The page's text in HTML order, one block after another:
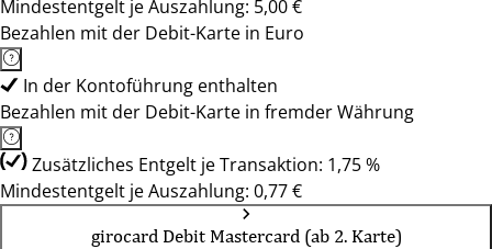
Mindestentgelt je Auszahlung: 5,00 €
Bezahlen mit der Debit-Karte in Euro
In der Kontoführung enthalten
Bezahlen mit der Debit-Karte in fremder Währung
Zusätzliches Entgelt je Transaktion: 1,75 %
Mindestentgelt je Auszahlung: 0,77 €
girocard Debit Mastercard (ab 2. Karte)